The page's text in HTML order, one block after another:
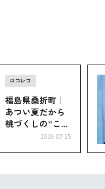
ロコレコ
福島県桑折町｜
あつい夏だから
桃づくしの”こお
2026-07-25